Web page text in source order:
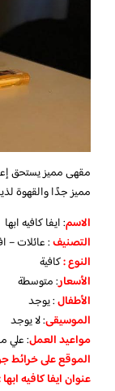
مقهى مميز يستحق
مميز جدًا والقهوة
الاسم: ايفا كافيه ابها
التصنيف: عائلات –
النوع :كافية
الأسعار:متوسطة
الأطفال:يوجد
الموسيقى:لا يوجد
مواعيد العمل: علي مدار
الموقع على خرائط
عنوان ايفا كافيه